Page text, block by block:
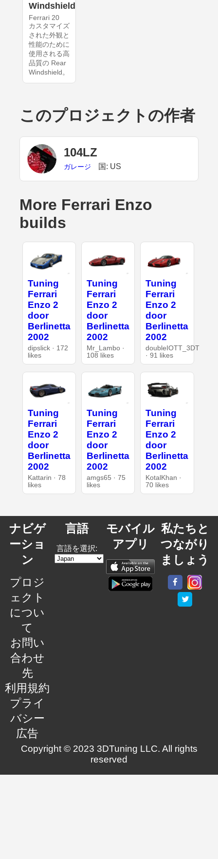
Windshield
Ferrari 20
カスタマイズ
された外観と
性能のために
使用される高
品質の Rear
Windshield。
このプロジェクトの作者
104LZ
ガレージ 国: US
More Ferrari Enzo
builds
Tuning
Ferrari
Enzo 2
door
Berlinetta
2002
dipslick · 172
likes
Tuning
Ferrari
Enzo 2
door
Berlinetta
2002
Mr_Lambo ·
108 likes
Tuning
Ferrari
Enzo 2
door
Berlinetta
2002
doubleIOTT_3DT
· 91 likes
Tuning
Ferrari
Enzo 2
door
Berlinetta
2002
Kattarin · 78
likes
Tuning
Ferrari
Enzo 2
door
Berlinetta
2002
amgs65 · 75
likes
Tuning
Ferrari
Enzo 2
door
Berlinetta
2002
KotalKhan ·
70 likes
ナビゲ
ーショ
ン
プロジ
ェクト
につい
て
お問い
合わせ
先
利用規約
プライ
バシー
広告
言語
言語を選択:
モバイル
アプリ
私たちと
つながり
ましょう
Copyright © 2023 3DTuning LLC. All rights
reserved